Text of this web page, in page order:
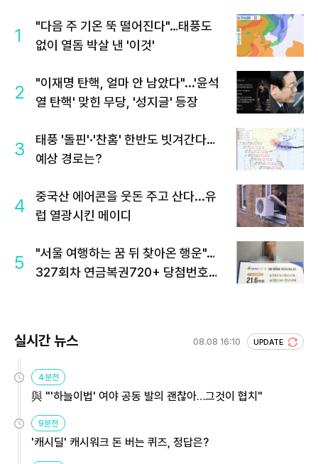
1
"다음 주 기온 뚝 떨어진다"…태풍도
없이 열돔 박살 낸 '이것'
2
"이재명 탄핵, 얼마 안 남았다"...'윤석
열 탄핵' 맞힌 무당, '성지글' 등장
3
태풍 '돌핀'·'찬홈' 한반도 빗겨간다…
예상 경로는?
4
중국산 에어콘을 웃돈 주고 산다...유
럽 열광시킨 메이디
5
"서울 여행하는 꿈 뒤 찾아온 행운"…
327회차 연금복권720+ 당첨번호조
실시간 뉴스 08.08 16:10 UPDATE
4분전
與 "'하늘이법' 여야 공동 발의 괜찮아…그것이 협치"
9분전
'캐시딜' 캐시워크 돈 버는 퀴즈, 정답은?